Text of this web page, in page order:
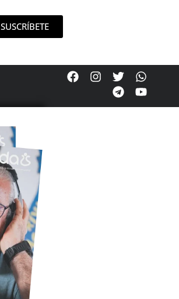
SUSCRÍBETE